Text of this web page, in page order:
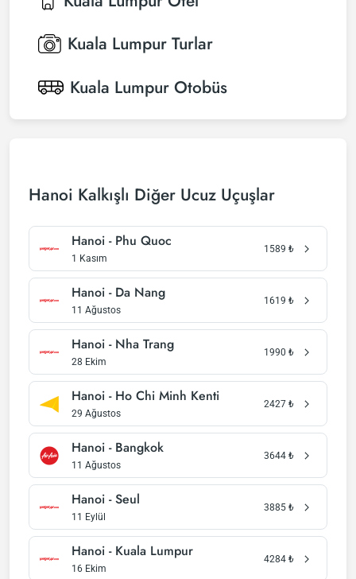
Kuala Lumpur Turlar
Kuala Lumpur Otobüs
Hanoi Kalkışlı Diğer Ucuz Uçuşlar
Hanoi - Phu Quoc
1 Kasım
1589 ₺
Hanoi - Da Nang
11 Ağustos
1619 ₺
Hanoi - Nha Trang
28 Ekim
1990 ₺
Hanoi - Ho Chi Minh Kenti
29 Ağustos
2427 ₺
Hanoi - Bangkok
11 Ağustos
3644 ₺
Hanoi - Seul
11 Eylül
3885 ₺
Hanoi - Kuala Lumpur
16 Ekim
4284 ₺